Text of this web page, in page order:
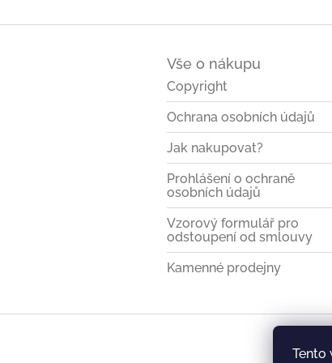
Tento
Vše o nákupu
Copyright
Ochrana osobních údajů
Jak nakupovat?
Prohlášení o ochraně
osobních údajů
Vzorový formulář pro
odstoupení od smlouvy
Kamenné prodejny